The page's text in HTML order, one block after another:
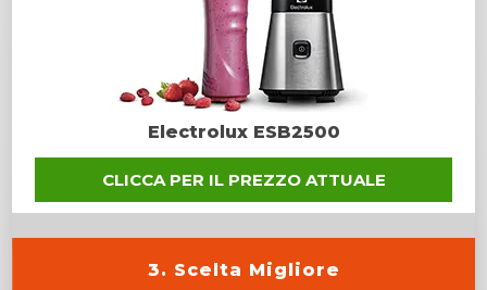
Electrolux ESB2500
CLICCA PER IL PREZZO ATTUALE
3. Scelta Migliore